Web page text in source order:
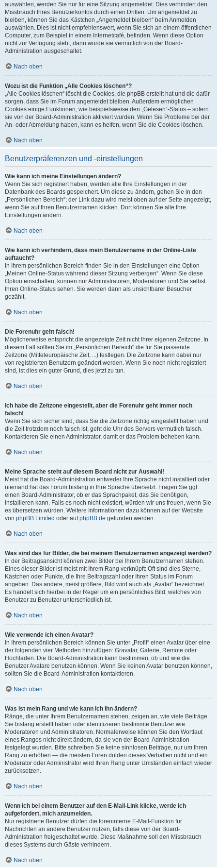
auswählen, werden Sie nur für eine Sitzung angemeldet. Dies verhindert den
Missbrauch Ihres Benutzerkontos durch einen Dritten. Um angemeldet zu
bleiben, können Sie das Kästchen „Angemeldet bleiben“ beim Anmelden
auswählen. Dies ist nicht empfehlenswert, wenn Sie sich an einem öffentlichen
Computer, zum Beispiel in einem Internetcafé, befinden. Wenn diese Option
nicht zur Verfügung steht, dann wurde sie vermutlich von der Board-
Administration ausgeschaltet.
Nach oben
Wozu ist die Funktion „Alle Cookies löschen“?
„Alle Cookies löschen“ löscht die Cookies, die phpBB erstellt hat und die dafür
sorgen, dass Sie im Forum angemeldet bleiben. Außerdem ermöglichen
Cookies einige Funktionen, wie beispielsweise den „Gelesen“-Status – sofern
sie von der Board-Administration aktiviert wurden. Wenn Sie Probleme bei der
An- oder Abmeldung haben, kann es helfen, wenn Sie die Cookies löschen.
Nach oben
Benutzerpräferenzen und -einstellungen
Wie kann ich meine Einstellungen ändern?
Wenn Sie sich registriert haben, werden alle Ihre Einstellungen in der
Datenbank des Boards gespeichert. Um diese zu ändern, gehen Sie in den
„Persönlichen Bereich“; der Link dazu wird meist oben auf der Seite angezeigt,
wenn Sie auf Ihren Benutzernamen klicken. Dort können Sie alle Ihre
Einstellungen ändern.
Nach oben
Wie kann ich verhindern, dass mein Benutzername in der Online-Liste
auftaucht?
In Ihrem persönlichen Bereich finden Sie in den Einstellungen eine Option
„Meinen Online-Status während dieser Sitzung verbergen“. Wenn Sie diese
Option einschalten, können nur Administratoren, Moderatoren und Sie selbst
Ihren Online-Status sehen. Sie werden dann als unsichtbarer Besucher
gezählt.
Nach oben
Die Forenuhr geht falsch!
Möglicherweise entspricht die angezeigte Zeit nicht Ihrer eigenen Zeitzone. In
diesem Fall sollten Sie im „Persönlichen Bereich“ die für Sie passende
Zeitzone (Mitteleuropäische Zeit, ...) festlegen. Die Zeitzone kann dabei nur
von registrierten Benutzern geändert werden. Wenn Sie noch nicht registriert
sind, ist dies ein guter Grund, dies jetzt zu tun.
Nach oben
Ich habe die Zeitzone eingestellt, aber die Forenuhr geht immer noch
falsch!
Wenn Sie sich sicher sind, dass Sie die Zeitzone richtig eingestellt haben und
die Zeit trotzdem noch falsch ist, geht die Uhr des Servers vermutlich falsch.
Kontaktieren Sie einen Administrator, damit er das Problem beheben kann.
Nach oben
Meine Sprache steht auf diesem Board nicht zur Auswahl!
Meist hat die Board-Administration entweder Ihre Sprache nicht installiert oder
niemand hat das Forum bislang in Ihre Sprache übersetzt. Fragen Sie ggf.
einen Board-Administrator, ob er das Sprachpaket, das Sie benötigen,
installieren kann. Falls es noch nicht existiert, würden wir uns freuen, wenn Sie
es übersetzen würden. Weitere Informationen dazu können auf der Website
von phpBB Limited oder aufphpBB.de gefunden werden.
Nach oben
Was sind das für Bilder, die bei meinem Benutzernamen angezeigt werden?
In der Beitragsansicht können zwei Bilder bei Ihrem Benutzernamen stehen.
Eines dieser Bilder ist meist mit Ihrem Rang verknüpft: Oft sind dies Sterne,
Kästchen oder Punkte, die Ihre Beitragszahl oder Ihren Status im Forum
angeben. Das andere, meist größere, Bild wird auch als „Avatar“ bezeichnet.
Es handelt sich hierbei in der Regel um ein persönliches Bild, welches von
Benutzer zu Benutzer unterschiedlich ist.
Nach oben
Wie verwende ich einen Avatar?
In Ihrem persönlichen Bereich können Sie unter „Profil“ einen Avatar über eine
der folgenden vier Methoden hinzufügen: Gravatar, Galerie, Remote oder
Hochladen. Die Board-Administration kann bestimmen, ob und wie die
Benutzer Avatare benutzen können. Wenn Sie keinen Avatar benutzen können,
sollten Sie die Board-Administration kontaktieren.
Nach oben
Was ist mein Rang und wie kann ich ihn ändern?
Ränge, die unter Ihrem Benutzernamen stehen, zeigen an, wie viele Beiträge
Sie bislang erstellt haben oder identifizieren bestimmte Benutzer wie
Moderatoren und Administratoren. Normalerweise können Sie den Wortlaut
eines Ranges nicht direkt ändern, da sie von der Board-Administration
festgelegt wurden. Bitte schreiben Sie keine sinnlosen Beiträge, nur um Ihren
Rang zu erhöhen — die meisten Foren dulden dieses Verhalten nicht und ein
Moderator oder Administrator wird Ihren Rang unter Umständen einfach wieder
zurücksetzen.
Nach oben
Wenn ich bei einem Benutzer auf den E-Mail-Link klicke, werde ich
aufgefordert, mich anzumelden.
Nur registrierte Benutzer dürfen die foreninterne E-Mail-Funktion für
Nachrichten an andere Benutzer nutzen, falls diese von der Board-
Administration freigeschaltet wurde. Diese Maßnahme soll den Missbrauch
dieses Systems durch Gäste verhindern.
Nach oben